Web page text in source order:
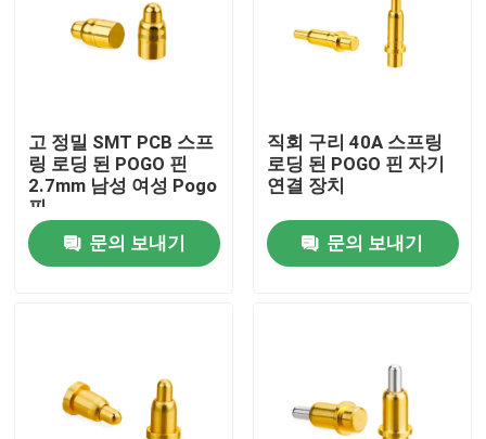
우리에 대하여
고 정밀 SMT PCB 스프
링 로딩 된 POGO 핀
2.7mm 남성 여성 Pogo
핀
문의 보내기
직회 구리 40A 스프링
로딩 된 POGO 핀 자기
연결 장치
문의 보내기